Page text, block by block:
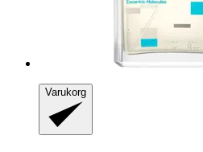
Varukorg